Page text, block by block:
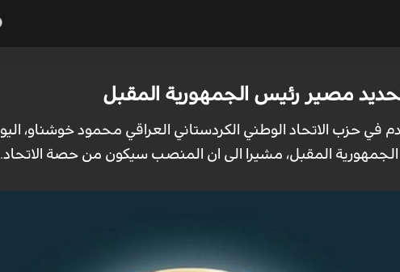
مصير رئيس الجمهورية المقبل
المقبل، مشيرا الى ان المنصب سيكون من حصة الاتحاد.